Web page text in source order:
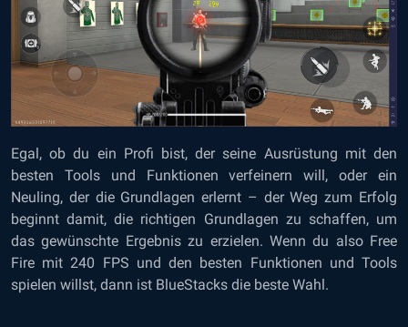
Egal, ob du ein Profi bist, der seine Ausrüstung mit den
besten Tools und Funktionen verfeinern will, oder ein
Neuling, der die Grundlagen erlernt – der Weg zum Erfolg
beginnt damit, die richtigen Grundlagen zu schaffen, um
das gewünschte Ergebnis zu erzielen. Wenn du also Free
Fire mit 240 FPS und den besten Funktionen und Tools
spielen willst, dann ist BlueStacks die beste Wahl.